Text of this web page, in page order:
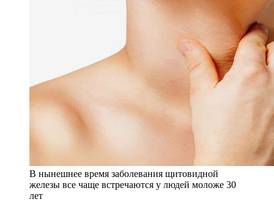
В нынешнее время заболевания щитовидной
железы все чаще встречаются у людей моложе 30
лет